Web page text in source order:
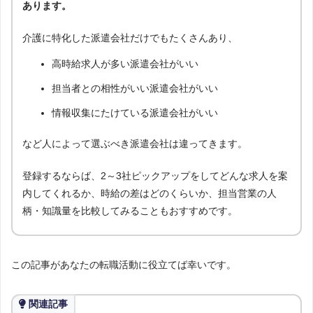
あります。
介護に特化した派遣会社だけでもたくさんあり、
高時給求人が多い派遣会社がいい
担当者との相性がいい派遣会社がいい
情報収集にたけている派遣会社がいい
など人によって選ぶべき派遣会社は違ってきます。
登録するならば、2～3社ピックアップをしてどんな求人を案
内してくれるか、時給の差はどのくらいか、担当営業の人
柄・知識量を比較してみることもおすすめです。
この記事があなたの転職活動に役立てば幸いです。
関連記事